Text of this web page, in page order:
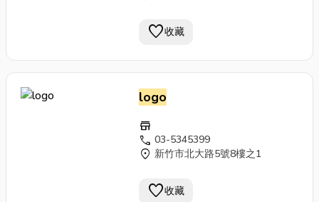
favorite收藏
logo
store
call 03-5345399
location_on 新竹市北大路5號8樓之1
favorite收藏